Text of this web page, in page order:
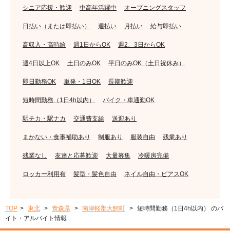
シニア応援・歓迎 中高年活躍中 オープニングスタッフ
日払い（または即払い） 週払い 月払い 給与即払い
高収入・高時給 週1日からOK 週2、3日からOK
週4日以上OK 土日のみOK 平日のみOK（土日祝休み）
即日勤務OK 単発・1日OK 長期歓迎
短時間勤務（1日4h以内） バイク・車通勤OK
駅チカ・駅ナカ 交通費支給 送迎あり
まかない・食事補助あり 制服あり 服装自由 残業あり
残業なし 友達と応募歓迎 大量募集 冷暖房完備
ロッカー利用有 髪型・髪色自由 ネイル自由・ピアスOK
TOP 東北 青森県 南津軽郡大鰐町
短時間勤務（1日4h以内） のバ
イト・アルバイト情報